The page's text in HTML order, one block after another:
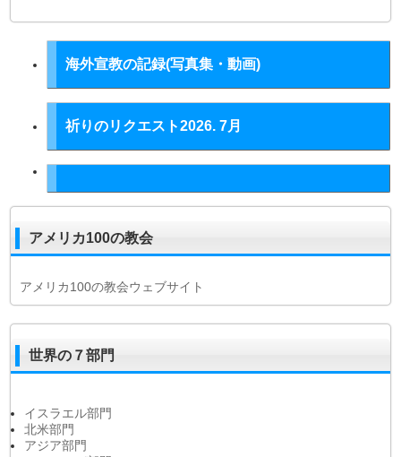
海外宣教の記録(写真集・動画)
祈りのリクエスト2026. 7月
アメリカ100の教会
アメリカ100の教会ウェブサイト
世界の７部門
イスラエル部門
北米部門
アジア部門